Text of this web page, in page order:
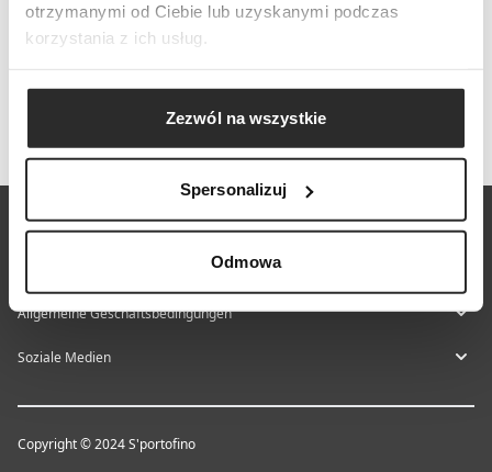
otrzymanymi od Ciebie lub uzyskanymi podczas
korzystania z ich usług.
Zezwól na wszystkie
Spersonalizuj
Odmowa
Über S'portofino
Allgemeine Geschäftsbedingungen
Soziale Medien
Copyright © 2024 S'portofino